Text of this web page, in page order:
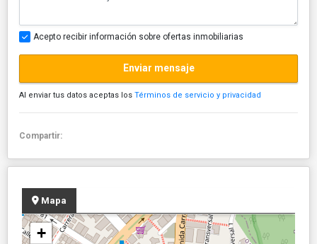
Acepto recibir información sobre ofertas inmobiliarias
Enviar mensaje
Al enviar tus datos aceptas los Términos de servicio y privacidad
Compartir:
Mapa
+